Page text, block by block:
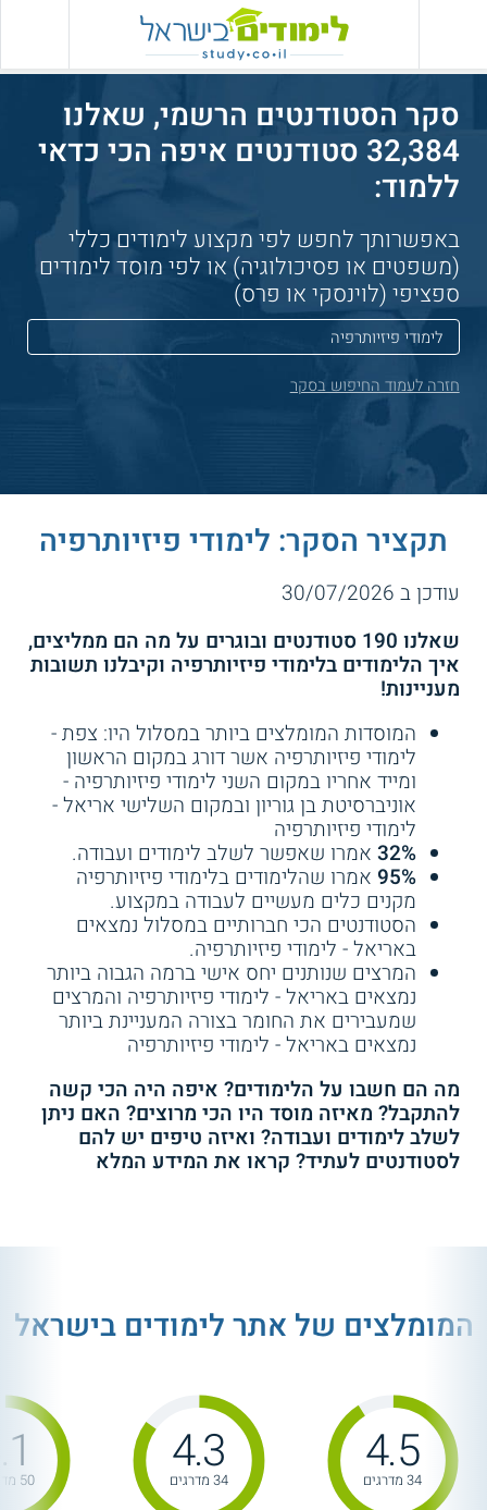
סקר הסטודנטים הרשמי, שאלנו
32,384 סטודנטים איפה הכי כדאי
ללמוד:
באפשרותך לחפש לפי מקצוע לימודים כללי
(משפטים או פסיכולוגיה) או לפי מוסד לימודים
ספציפי (לוינסקי או פרס)
חזרה לעמוד החיפוש בסקר
תקציר הסקר: לימודי פיזיותרפיה
עודכן ב 30/07/2026
שאלנו 190 סטודנטים ובוגרים על מה הם ממליצים,
איך הלימודים בלימודי פיזיותרפיה וקיבלנו תשובות
מעניינות!
המוסדות המומלצים ביותר במסלול היו: צפת -
לימודי פיזיותרפיה אשר דורג במקום הראשון
ומייד אחריו במקום השני לימודי פיזיותרפיה -
אוניברסיטת בן גוריון ובמקום השלישי אריאל -
לימודי פיזיותרפיה
32% אמרו שאפשר לשלב לימודים ועבודה.
95% אמרו שהלימודים בלימודי פיזיותרפיה
מקנים כלים מעשיים לעבודה במקצוע.
הסטודנטים הכי חברותיים במסלול נמצאים
באריאל - לימודי פיזיותרפיה.
המרצים שנותנים יחס אישי ברמה הגבוה ביותר
נמצאים באריאל - לימודי פיזיותרפיה והמרצים
שמעבירים את החומר בצורה המעניינת ביותר
נמצאים באריאל - לימודי פיזיותרפיה
מה הם חשבו על הלימודים? איפה היה הכי קשה
להתקבל? מאיזה מוסד היו הכי מרוצים? האם ניתן
לשלב לימודים ועבודה? ואיזה טיפים יש להם
לסטודנטים לעתיד? קראו את המידע המלא
המומלצים של אתר לימודים בישראל
4.5
34 מדרגים 4.3
34 מדרגים 50 מדרגים